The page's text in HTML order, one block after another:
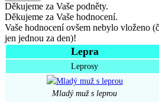
Děkujeme za Vaše podněty.
Děkujeme za Vaše hodnocení.
Vaše hodnocení ovšem nebylo vloženo
jen jednou za den)!
Lepra
Leprosy
Mladý muž s leprou